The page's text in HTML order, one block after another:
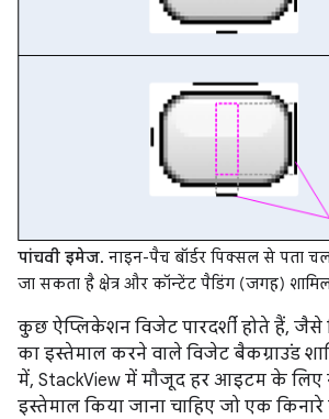
पांचवी इमेज. नाइन-पैच बॉर्डर पिक्सल से पता
जा सकता है क्षेत्र और कॉन्टेंट पैडिंग (जगह)
कुछ ऐप्लिकेशन विजेट पारदर्शी होते हैं, जैसे
का इस्तेमाल करने वाले विजेट बैकग्राउंड
में, StackView में मौजूद हर आइटम के लिए
इस्तेमाल किया जाना चाहिए जो एक